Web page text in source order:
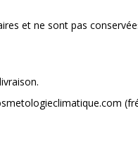
et ne sont pas